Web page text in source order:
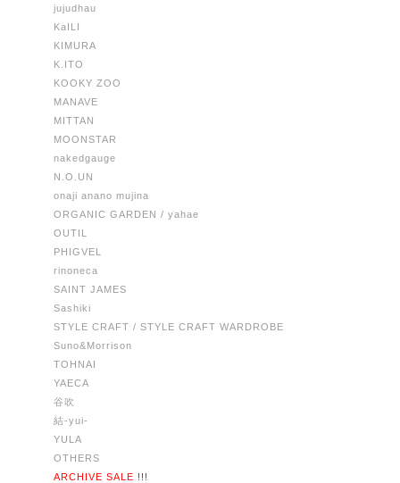
jujudhau
KaILI
KIMURA
K.ITO
KOOKY ZOO
MANAVE
MITTAN
MOONSTAR
nakedgauge
N.O.UN
onaji anano mujina
ORGANIC GARDEN / yahae
OUTIL
PHIGVEL
rinoneca
SAINT JAMES
Sashiki
STYLE CRAFT / STYLE CRAFT WARDROBE
Suno&Morrison
TOHNAI
YAECA
谷吹
結-yui-
YULA
OTHERS
ARCHIVE SALE !!!